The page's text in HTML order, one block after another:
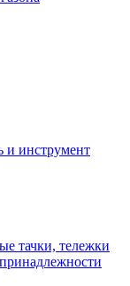
и инструмент
тачки, тележки